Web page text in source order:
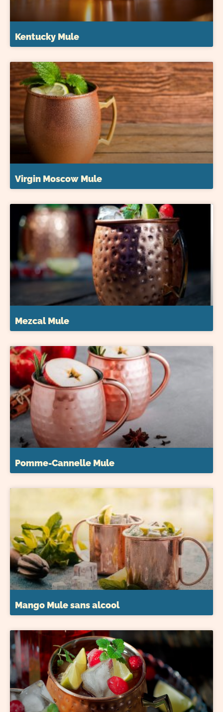
Kentucky Mule
Virgin Moscow Mule
Mezcal Mule
Pomme-Cannelle Mule
Mango Mule sans alcool